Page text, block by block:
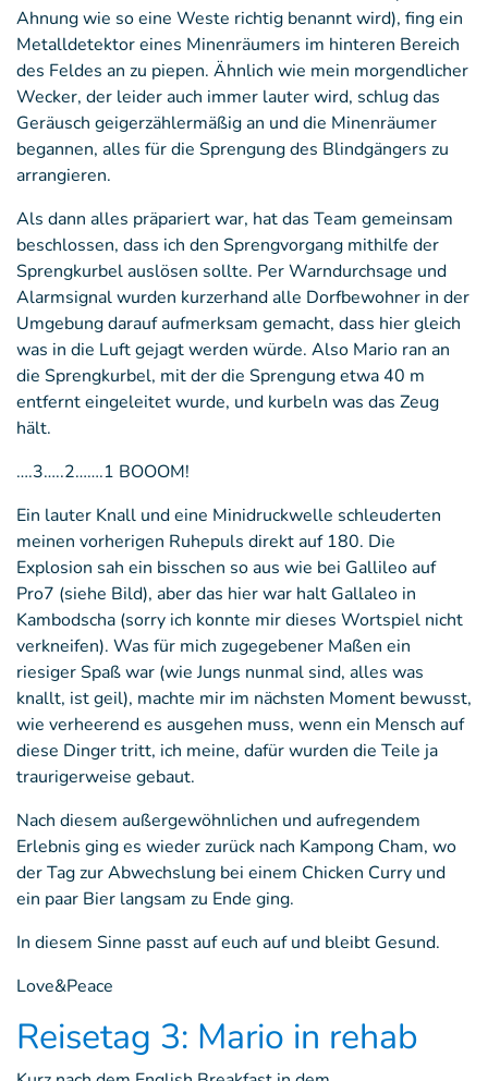
Ahnung wie so eine Weste richtig benannt wird), fing ein
Metalldetektor eines Minenräumers im hinteren Bereich
des Feldes an zu piepen. Ähnlich wie mein morgendlicher
Wecker, der leider auch immer lauter wird, schlug das
Geräusch geigerzählermäßig an und die Minenräumer
begannen, alles für die Sprengung des Blindgängers zu
arrangieren.
Als dann alles präpariert war, hat das Team gemeinsam
beschlossen, dass ich den Sprengvorgang mithilfe der
Sprengkurbel auslösen sollte. Per Warndurchsage und
Alarmsignal wurden kurzerhand alle Dorfbewohner in der
Umgebung darauf aufmerksam gemacht, dass hier gleich
was in die Luft gejagt werden würde. Also Mario ran an
die Sprengkurbel, mit der die Sprengung etwa 40 m
entfernt eingeleitet wurde, und kurbeln was das Zeug
hält.
….3…..2…….1 BOOOM!
Ein lauter Knall und eine Minidruckwelle schleuderten
meinen vorherigen Ruhepuls direkt auf 180. Die
Explosion sah ein bisschen so aus wie bei Gallileo auf
Pro7 (siehe Bild), aber das hier war halt Gallaleo in
Kambodscha (sorry ich konnte mir dieses Wortspiel nicht
verkneifen). Was für mich zugegebener Maßen ein
riesiger Spaß war (wie Jungs nunmal sind, alles was
knallt, ist geil), machte mir im nächsten Moment bewusst,
wie verheerend es ausgehen muss, wenn ein Mensch auf
diese Dinger tritt, ich meine, dafür wurden die Teile ja
traurigerweise gebaut.
Nach diesem außergewöhnlichen und aufregendem
Erlebnis ging es wieder zurück nach Kampong Cham, wo
der Tag zur Abwechslung bei einem Chicken Curry und
ein paar Bier langsam zu Ende ging.
In diesem Sinne passt auf euch auf und bleibt Gesund.
Love&Peace
Reisetag 3: Mario in rehab